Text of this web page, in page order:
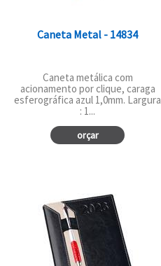
Caneta Metal - 14834
Caneta metálica com
acionamento por clique, caraga
esferográfica azul 1,0mm. Largura
: 1...
orçar